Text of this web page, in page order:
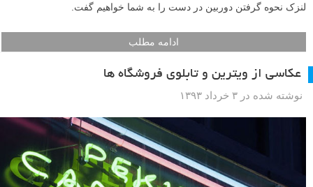
لنزک نحوه گرفتن دوربین در دست را به شما خواهیم گفت.
ادامه مطلب
عکاسی از ویترین و تابلوی فروشگاه ها
نوشته شده در ۳ خرداد ۱۳۹۳